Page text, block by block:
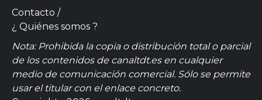
Contacto /
¿ Quiénes somos ?
Nota: Prohibida la copia o distribución total o parcial
de los contenidos de canaltdt.es en cualquier
medio de comunicación comercial. Sólo se permite
usar el titular con el enlace concreto.